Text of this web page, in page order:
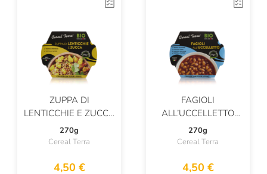
ZUPPA DI
LENTICCHIE E ZUCCA
BIOLOGICA
270g
Cereal Terra
4,50 €
FAGIOLI
ALL’UCCELLETTO
COTTI AL VAPORE
270g
Cereal Terra
4,50 €